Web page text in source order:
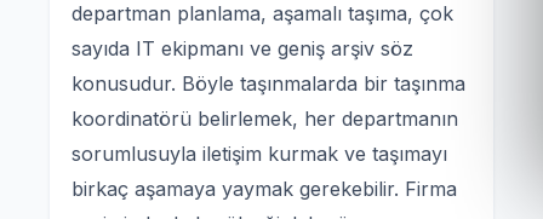
departman planlama, aşamalı taşıma, çok
sayıda IT ekipmanı ve geniş arşiv söz
konusudur. Böyle taşınmalarda bir taşınma
koordinatörü belirlemek, her departmanın
sorumlusuyla iletişim kurmak ve taşımayı
birkaç aşamaya yaymak gerekebilir. Firma